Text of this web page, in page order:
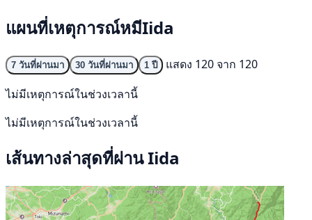
แผนที่เหตุการณ์หมีIida
7 วันที่ผ่านมา 30 วันที่ผ่านมา 1 ปี
แสดง 120 จาก 120
ไม่มีเหตุการณ์ในช่วงเวลานี้
ไม่มีเหตุการณ์ในช่วงเวลานี้
เส้นทางล่าสุดที่ผ่าน Iida